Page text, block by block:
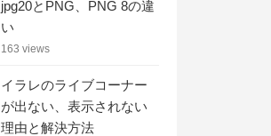
jpg20とPNG、PNG 8の違
い
163 views
イラレのライブコーナー
が出ない、表示されない
理由と解決方法